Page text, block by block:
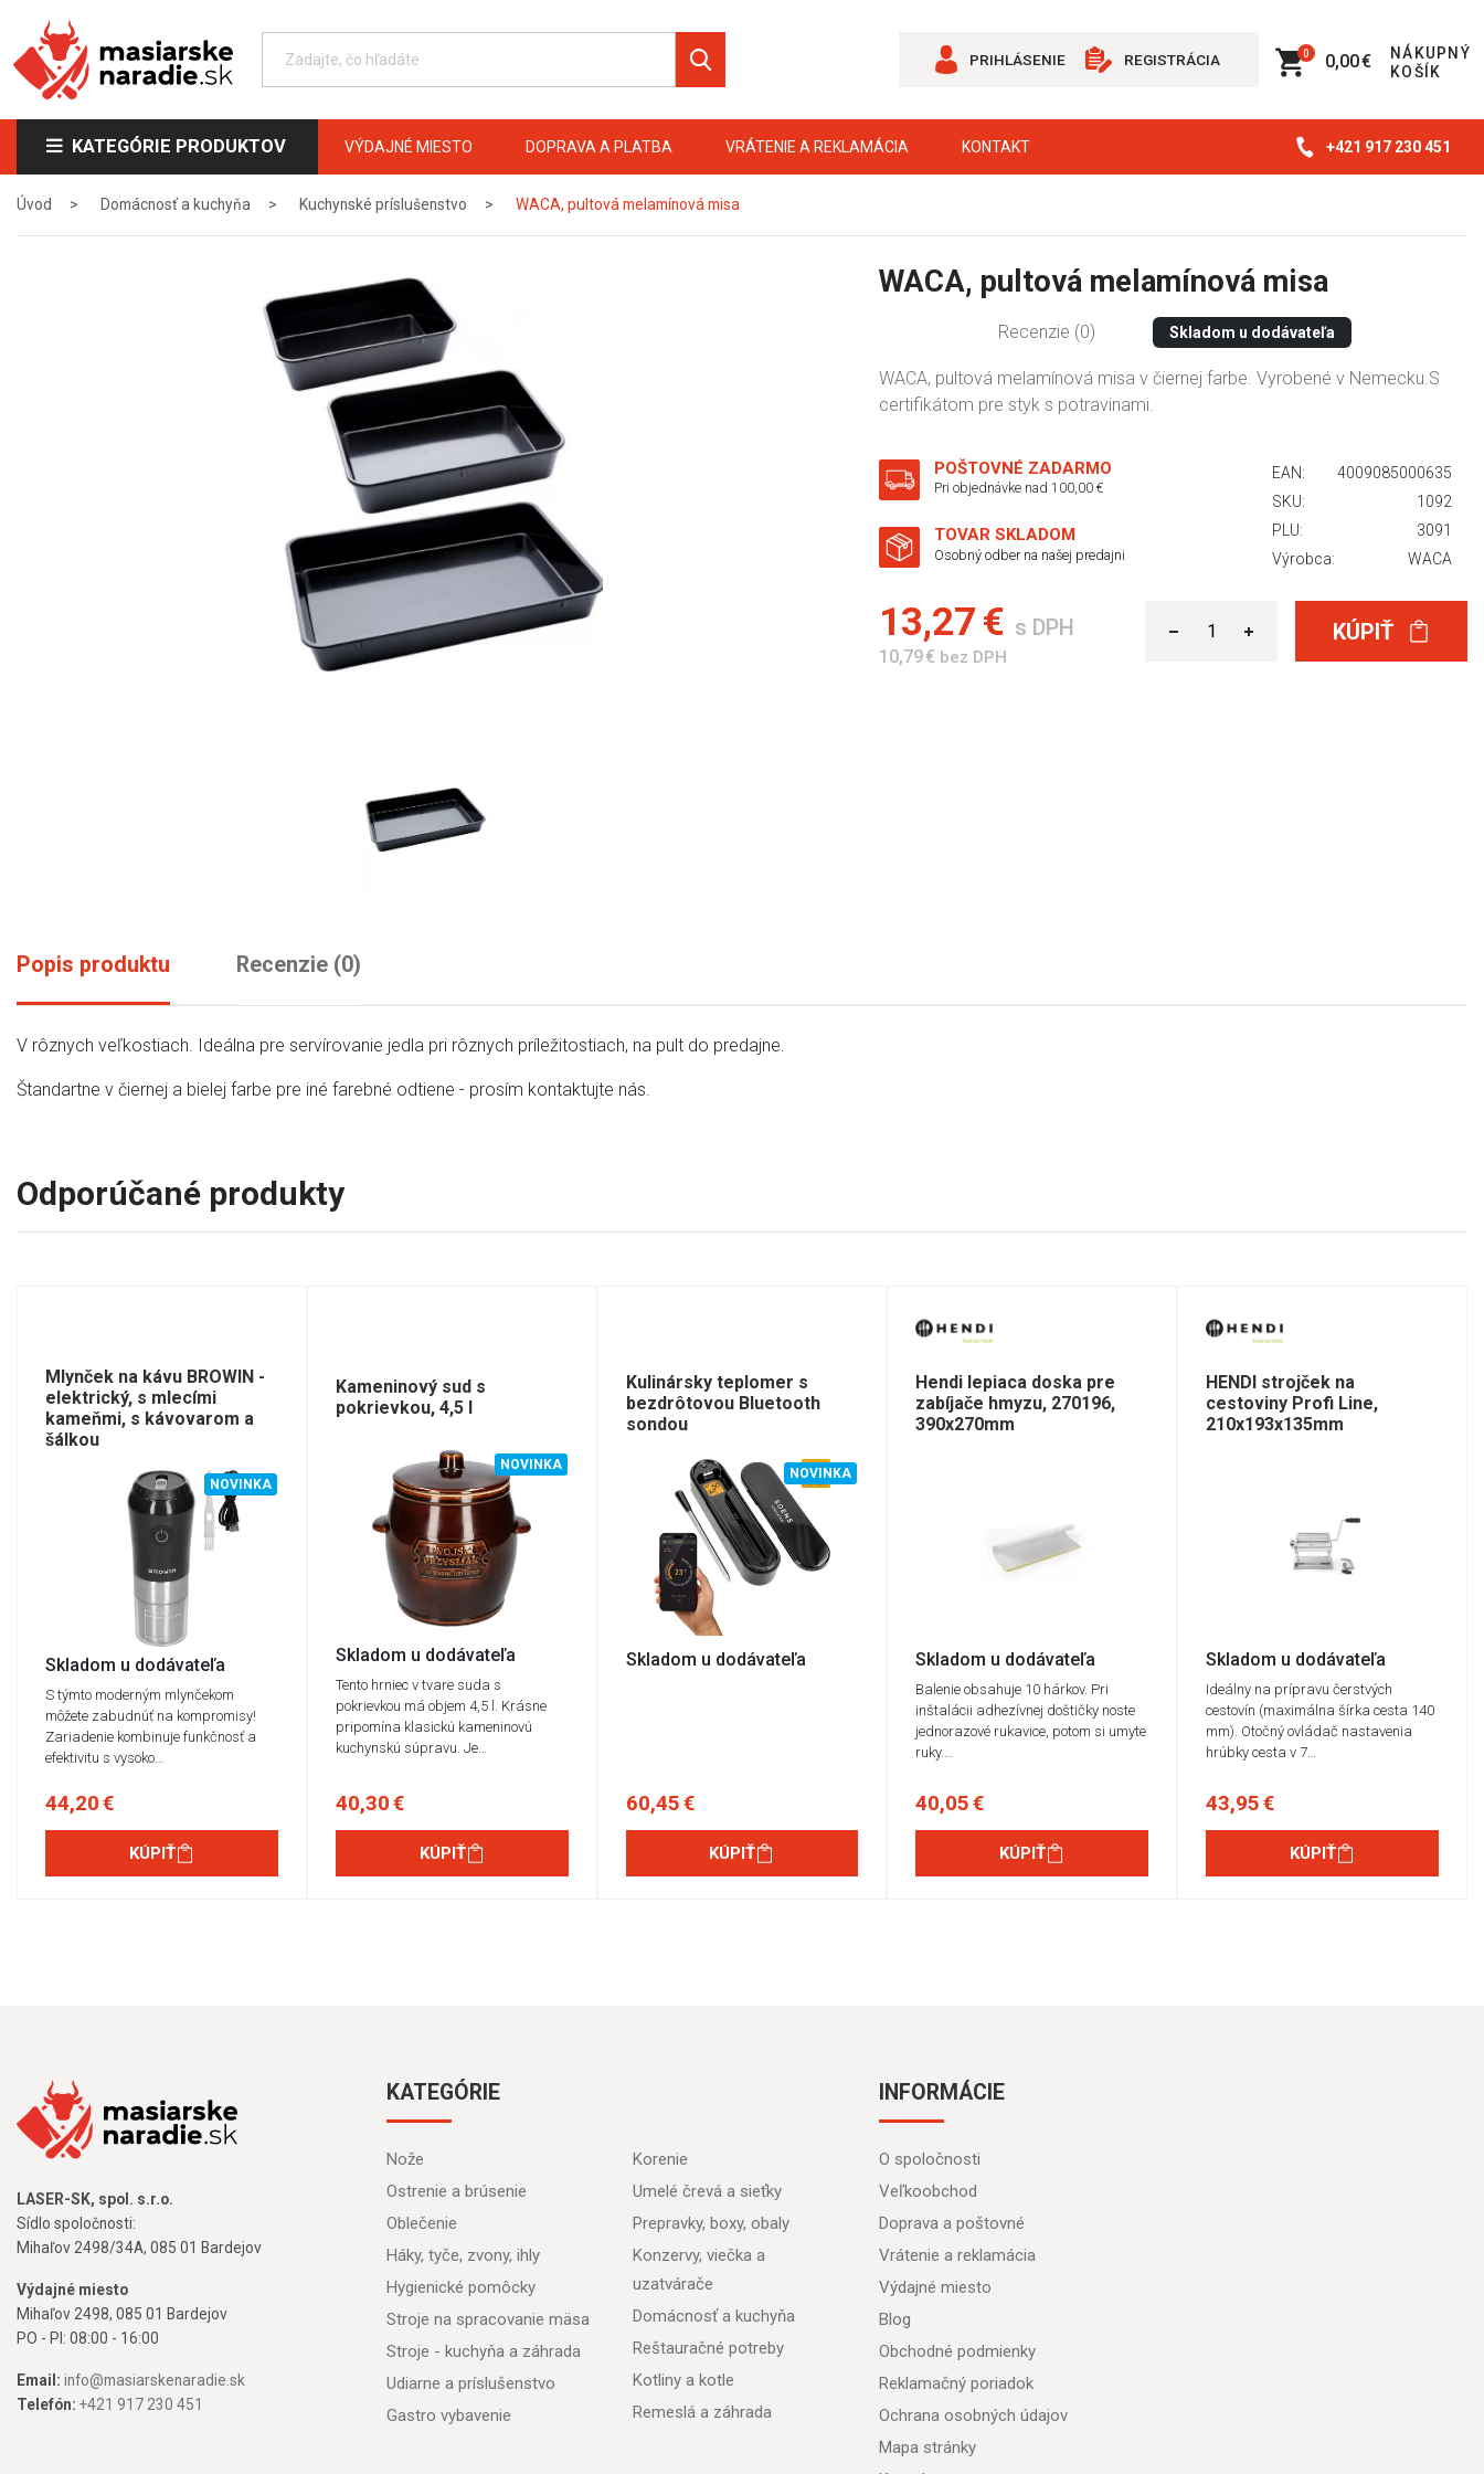
PRIHLÁSENIE REGISTRÁCIA 0,00 €
NÁKUPNÝ
KOŠÍK
0
KATEGÓRIE PRODUKTOV VÝDAJNÉ MIESTO DOPRAVA A PLATBA VRÁTENIE A REKLAMÁCIA KONTAKT +421 917 230 451
Úvod Domácnosť a kuchyňa Kuchynské príslušenstvo WACA, pultová melamínová misa
WACA, pultová melamínová misa
Recenzie (0) Skladom u dodávateľa
WACA, pultová melamínová misa v čiernej farbe. Vyrobené v Nemecku.S
certifikátom pre styk s potravinami.
POŠTOVNÉ ZADARMO
Pri objednávke nad 100,00 €
TOVAR SKLADOM
Osobný odber na našej predajni
EAN:
4009085000635
SKU:
1092
PLU:
3091
Výrobca:
WACA
13,27 € s DPH
10,79 € bez DPH
KÚPIŤ
Popis produktu Recenzie (0)
V rôznych veľkostiach. Ideálna pre servírovanie jedla pri rôznych príležitostiach, na pult do predajne.
Štandartne v čiernej a bielej farbe pre iné farebné odtiene - prosím kontaktujte nás.
Odporúčané produkty
Mlynček na kávu BROWIN -
elektrický, s mlecími
kameňmi, s kávovarom a
šálkou
NOVINKA
Skladom u dodávateľa
S týmto moderným mlynčekom
môžete zabudnúť na kompromisy!
Zariadenie kombinuje funkčnosť a
efektivitu s vysoko…
44,20 €
KÚPIŤ
Kameninový sud s
pokrievkou, 4,5 l
NOVINKA
Skladom u dodávateľa
Tento hrniec v tvare suda s
pokrievkou má objem 4,5 l. Krásne
pripomína klasickú kameninovú
kuchynskú súpravu. Je…
40,30 €
KÚPIŤ
Kulinársky teplomer s
bezdrôtovou Bluetooth
sondou
NOVINKA
Skladom u dodávateľa
60,45 €
KÚPIŤ
Hendi lepiaca doska pre
zabíjače hmyzu, 270196,
390x270mm
Skladom u dodávateľa
Balenie obsahuje 10 hárkov. Pri
inštalácii adhezívnej doštičky noste
jednorazové rukavice, potom si umyte
ruky.…
40,05 €
KÚPIŤ
HENDI strojček na
cestoviny Profi Line,
210x193x135mm
Skladom u dodávateľa
Ideálny na prípravu čerstvých
cestovín (maximálna šírka cesta 140
mm). Otočný ovládač nastavenia
hrúbky cesta v 7…
43,95 €
KÚPIŤ
LASER-SK, spol. s.r.o.
Sídlo spoločnosti:
Mihaľov 2498/34A, 085 01 Bardejov
Výdajné miesto
Mihaľov 2498, 085 01 Bardejov
PO - PI: 08:00 - 16:00
Email: info@masiarskenaradie.sk
Telefón: +421 917 230 451
KATEGÓRIE
Nože
Ostrenie a brúsenie
Oblečenie
Háky, tyče, zvony, ihly
Hygienické pomôcky
Stroje na spracovanie mäsa
Stroje - kuchyňa a záhrada
Udiarne a príslušenstvo
Gastro vybavenie
Korenie
Umelé črevá a sieťky
Prepravky, boxy, obaly
Konzervy, viečka a
uzatvárače
Domácnosť a kuchyňa
Reštauračné potreby
Kotliny a kotle
Remeslá a záhrada
INFORMÁCIE
O spoločnosti
Veľkoobchod
Doprava a poštovné
Vrátenie a reklamácia
Výdajné miesto
Blog
Obchodné podmienky
Reklamačný poriadok
Ochrana osobných údajov
Mapa stránky